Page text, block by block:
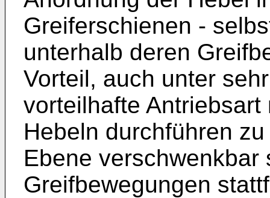
Greiferschienen -
unterhalb deren
Vorteil, auch unter
vorteilhafte
Hebeln durchführen
Ebene
Greifbewegungen